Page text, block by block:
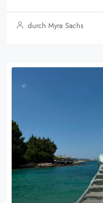
durch Myra Sachs